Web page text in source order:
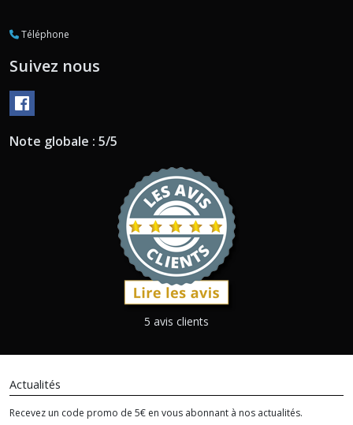
Téléphone
Suivez nous
Note globale : 5/5
5 avis clients
Actualités
Recevez un code promo de 5€ en vous abonnant à nos actualités.